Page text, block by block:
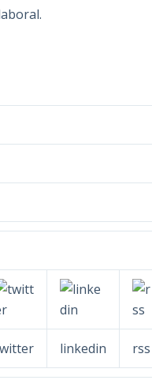
linkedin rss